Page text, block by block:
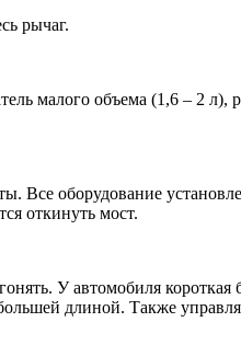
рычаг.
малого объема (1,6 – 2 л),
оборудование
откинуть мост.
У автомобиля
длиной. Также